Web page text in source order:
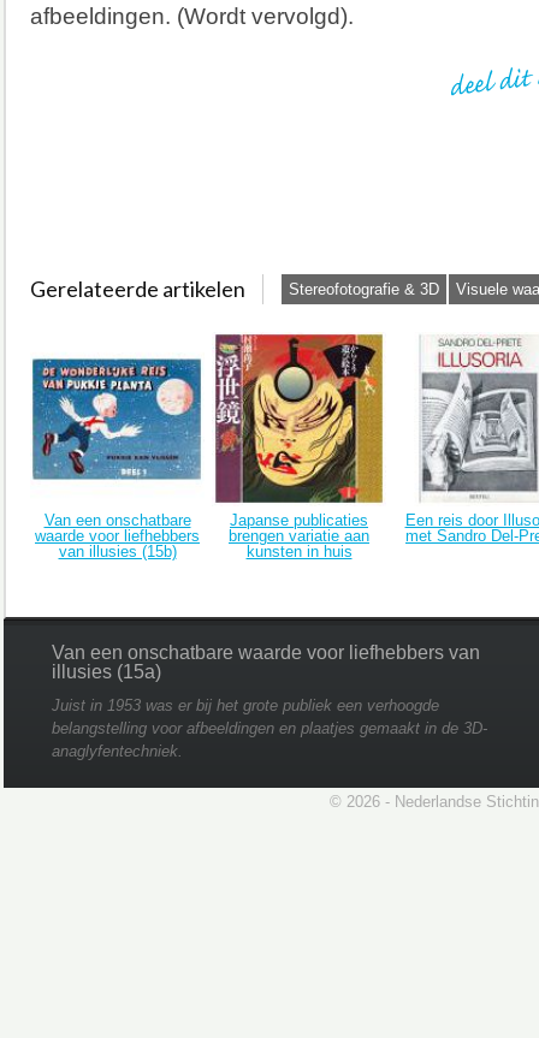
afbeeldingen. (Wordt vervolgd).
Gerelateerde artikelen Stereofotografie & 3D Visuele
Van een onschatbare
waarde voor liefhebbers
van illusies (15b)
Japanse publicaties
brengen variatie aan
kunsten in huis
Een reis door
met Sandro Del-
Van een onschatbare waarde voor liefhebbers van
illusies (15a)
Juist in 1953 was er bij het grote publiek een verhoogde
belangstelling voor afbeeldingen en plaatjes gemaakt in de 3D-
anaglyfentechniek.
© 2026 - Nederlandse